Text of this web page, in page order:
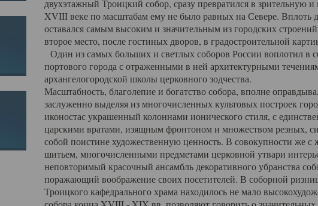
двухэтажный Троицкий собор, сразу превратился в зрительную
XVIII веке по масштабам ему не было равных на Севере. Вплоть
оставался самым высоким и значительным из городских
второе место, после гостиных дворов, в градостроительной
Один из самых больших и светлых соборов России воплотил в
портового города с отраженными в ней архитектурными
архангелогородской школы церковного зодчества.
Масштабность, благолепие и богатство собора, вполне
заслуженно выделяя из многочисленных культовых построек
иконостас украшенный колоннами ионического стиля, с
царскими вратами, изящным фронтоном и множеством резных,
собой поистине художественную ценность. В совокупности же
шитьем, многочисленными предметами церковной утвари
неповторимый красочный ансамбль декоративного убранства
поражающий воображение своих посетителей. В соборной
Троицкого кафедрального храма находилось не мало